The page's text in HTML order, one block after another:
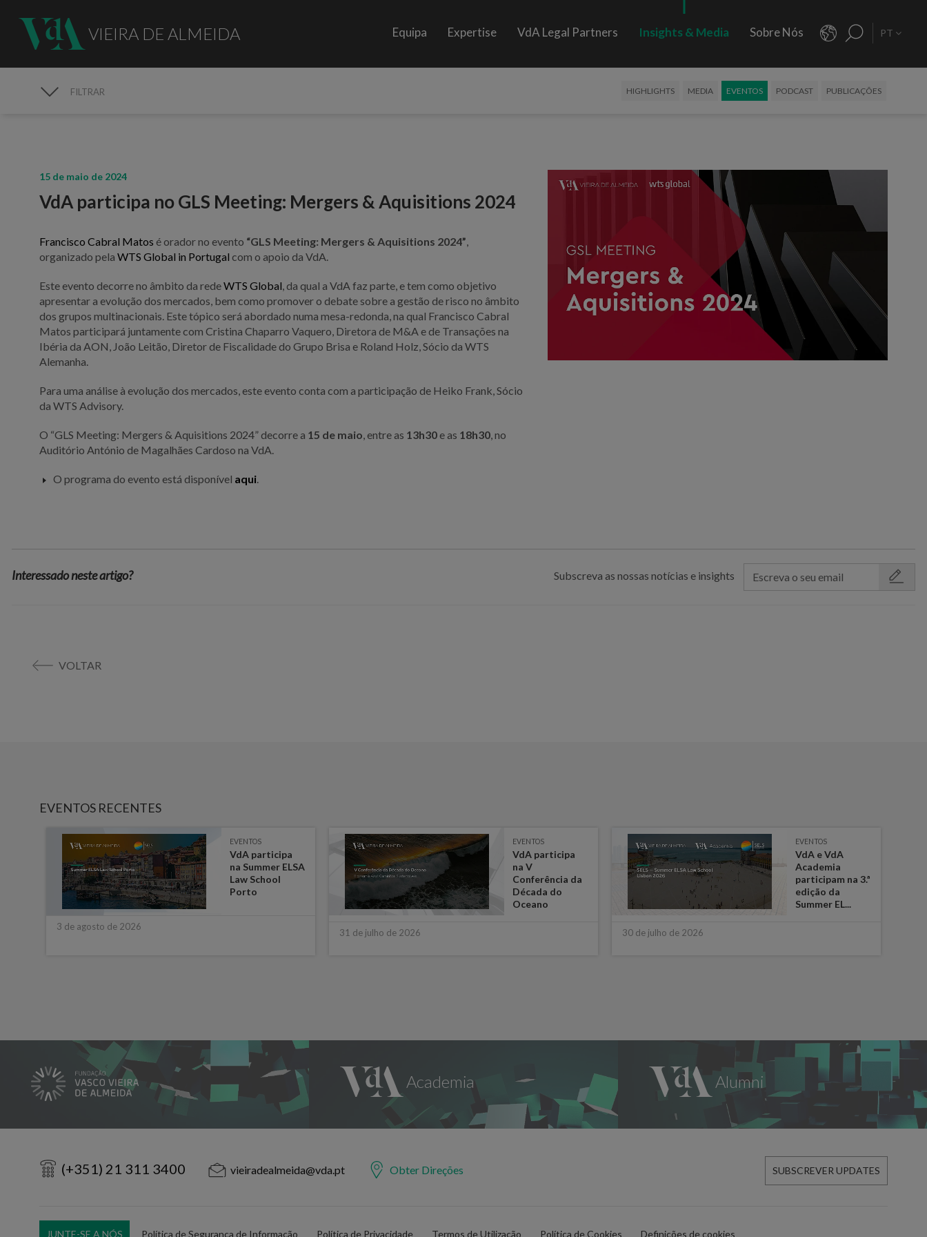
VIEIRA DE ALMEIDA Equipa Expertise VdA Legal Partners Insights & Media Sobre Nós PT
FILTRAR HIGHLIGHTS MEDIA EVENTOS PODCAST PUBLICAÇÕES
15 de maio de 2024
VdA participa no GLS Meeting: Mergers & Aquisitions 2024
Francisco Cabral Matos é orador no evento “GLS Meeting: Mergers & Aquisitions 2024”
organizado pelaWTS Global in Portugal com o apoio da VdA.
Este evento decorre no âmbito da redeWTS Global , da qual a VdA faz parte, e tem como objetivo
apresentar a evolução dos mercados, bem como promover o debate sobre a gestão de risco no âmbito
dos grupos multinacionais. Este tópico será abordado numa mesa-redonda, na qual Francisco Cabral
Matos participará juntamente com Cristina Chaparro Vaquero, Diretora de M&A e de Transações na
Ibéria da AON, João Leitão, Diretor de Fiscalidade do Grupo Brisa e Roland Holz, Sócio da WTS
Alemanha.
Para uma análise à evolução dos mercados, este evento conta com a participação de Heiko Frank, Sócio
da WTS Advisory.
O “GLS Meeting: Mergers & Aquisitions 2024” decorre a 15 de maio , entre as 13h30e as 18h30 , no
Auditório António de Magalhães Cardoso na VdA.
O programa do evento está disponível aqui
Interessado neste artigo? Subscreva as nossas notícias e insights
VOLTAR
EVENTOS RECENTES
EVENTOS
VdA participa
na Summer ELSA
Law School
Porto
3 de agosto de 2026
EVENTOS
VdA participa
na V
Conferência da
Década do
Oceano
31 de julho de 2026
EVENTOS
VdA e VdA
Academia
participam na 3.ª
edição da
Summer EL...
30 de julho de 2026
(+351) 21 311 3400 vieiradealmeida@vda.pt Obter Direções SUBSCREVER UPDATES
JUNTE-SE A NÓS Política de Segurança de Informação Política de Privacidade Termos de Utilização Política de Cookies Definições de cookies